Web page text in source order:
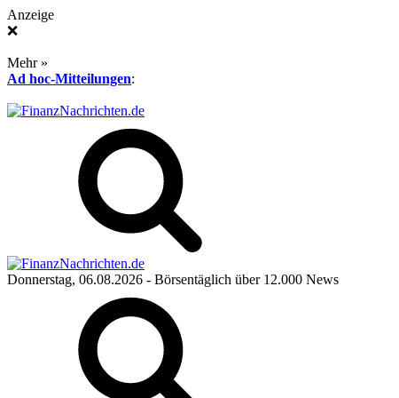
Anzeige
❌
Mehr »
Ad hoc-Mitteilungen:
Donnerstag, 06.08.2026 - Börsentäglich über 12.000 News